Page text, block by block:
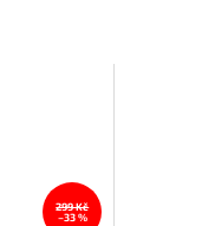
299 Kč
–33 %